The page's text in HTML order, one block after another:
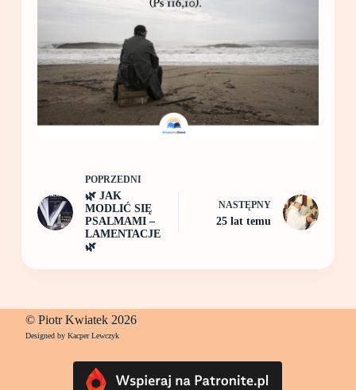
POPRZEDNI
🌿 JAK
MODLIĆ SIĘ
PSALMAMI –
LAMENTACJE
🌿
NASTĘPNY
25 lat temu
© Piotr Kwiatek 2026
Designed by Kacper Lewczyk